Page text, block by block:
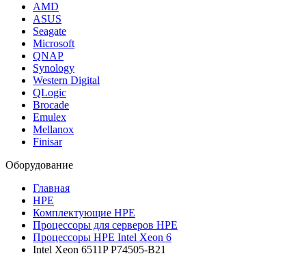
AMD
ASUS
Seagate
Microsoft
QNAP
Synology
Western Digital
QLogic
Brocade
Emulex
Mellanox
Finisar
Оборудование
Главная
HPE
Комплектующие HPE
Процессоры для серверов HPE
Процессоры HPE Intel Xeon 6
Intel Xeon 6511P P74505-B21